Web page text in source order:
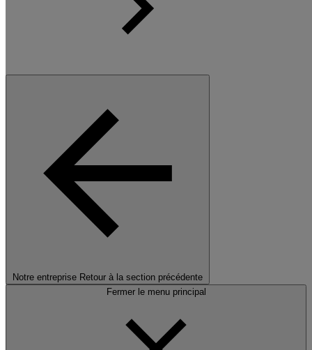
Notre entreprise Retour à la section précédente
Fermer le menu principal